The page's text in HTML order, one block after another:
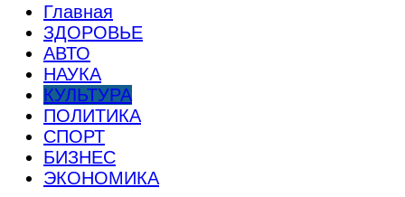
Главная
ЗДОРОВЬЕ
АВТО
НАУКА
КУЛЬТУРА
ПОЛИТИКА
СПОРТ
БИЗНЕС
ЭКОНОМИКА